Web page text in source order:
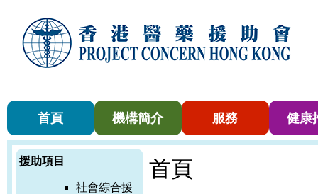
首頁 機構簡介 服務 健康
援助項目
社會綜合援
首頁